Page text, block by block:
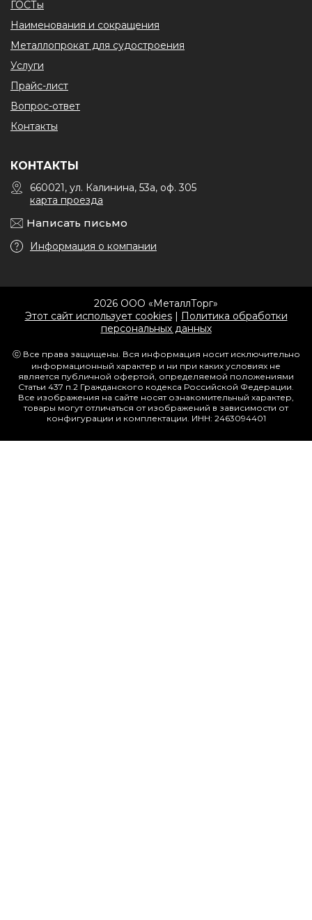
ГОСТы
Наименования и сокращения
Металлопрокат для судостроения
Услуги
Прайс-лист
Вопрос-ответ
Контакты
КОНТАКТЫ
660021, ул. Калинина, 53а, оф. 305
карта проезда
Написать письмо
Информация о компании
2026 ООО «МеталлТорг»
Этот сайт использует cookies| Политика обработки
персональных данных
ⓒ Все права защищены. Вся информация носит исключительно
информационный характер и ни при каких условиях не
является публичной офертой, определяемой положениями
Статьи 437 п.2 Гражданского кодекса Российской Федерации.
Все изображения на сайте носят ознакомительный характер,
товары могут отличаться от изображений в зависимости от
конфигурации и комплектации. ИНН: 2463094401